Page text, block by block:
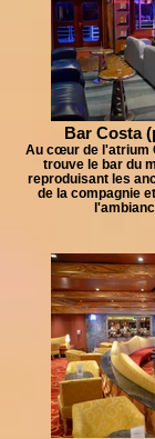
Bar Costa
Au cœur de l'atrium
trouve le bar du
reproduisant les
de la compagnie